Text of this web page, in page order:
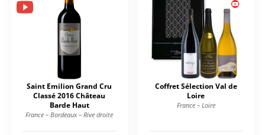
Saint Emilion Grand Cru
Classé 2016 Château
Barde Haut
France – Bordeaux – Rive droite
Coffret Sélection Val de
Loire
France – Loire